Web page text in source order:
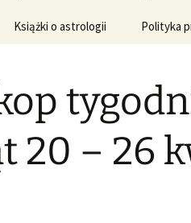
Książki o astrologii Polityka
20 – 26